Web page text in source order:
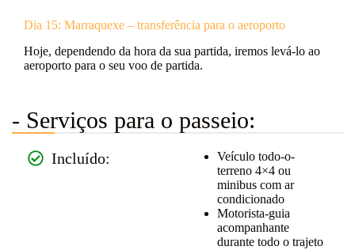
Dia 15: Marraquexe – transferência para o aeroporto
Hoje, dependendo da hora da sua partida, iremos levá-lo ao
aeroporto para o seu voo de partida.
- Serviços para o passeio:
Incluído:
Veículo todo-o-
terreno 4×4 ou
minibus com ar
condicionado
Motorista-guia
acompanhante
durante todo o trajeto